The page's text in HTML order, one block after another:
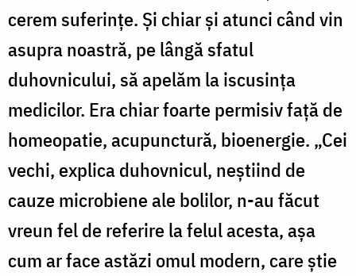
cerem suferințe. Și chiar și atunci când vin
asupra noastră, pe lângă sfatul
duhovnicului, să apelăm la iscusința
medicilor. Era chiar foarte permisiv față de
homeopatie, acupunctură, bioenergie. „Cei
vechi, explica duhovnicul, neștiind de
cauze microbiene ale bolilor, n-au făcut
vreun fel de referire la felul acesta, așa
cum ar face astăzi omul modern, care știe